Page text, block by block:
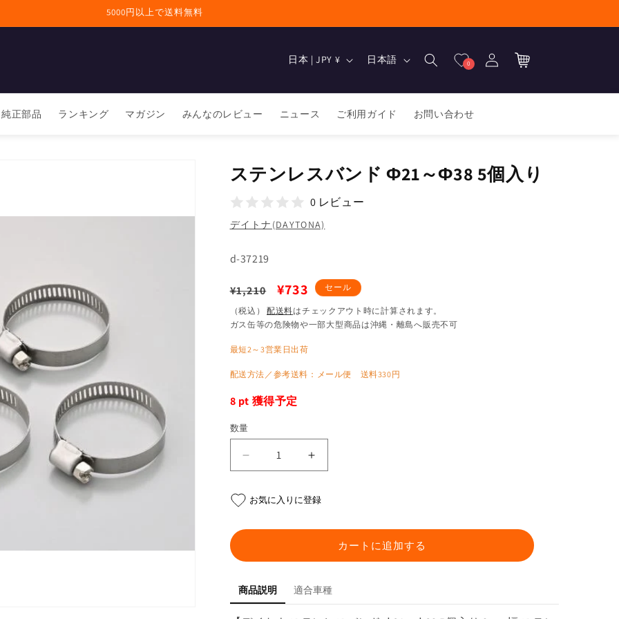
5000円以上で送料無料
国
地
域
日本 | JPY ¥
言
日本語 0
イ
ー
純正部品 ランキング マガジン みんなのレビュー ニュース ご利用ガイド お問い合わせ
ステンレスバンド Φ21～Φ38 5個入り
0 レビュー
デイトナ(DAYTONA)
SKU:
d-37219
通
常
価
格
¥1,210
セ
ー
ル
価
格
¥733 セール
（税込） 配送料はチェックアウト時に計算されます。
ガス缶等の危険物や一部大型商品は沖縄・離島へ販売不可
最短2～3営業日出荷
配送方法／参考送料：メール便 送料330円
8 pt 獲得予定
数量
ン
ス
ン
Φ21
ス
ン
ス
ン
Φ21
お気に入りに登録
カートに追加する
商品説明 適合車種